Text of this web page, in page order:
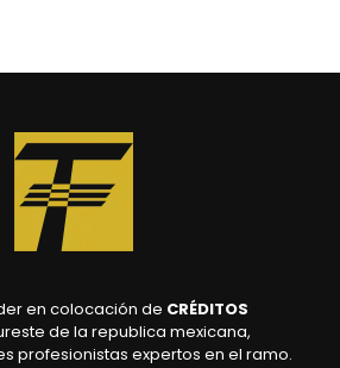
en colocación de CRÉDITOS
de la republica mexicana,
profesionistas expertos en el ramo.